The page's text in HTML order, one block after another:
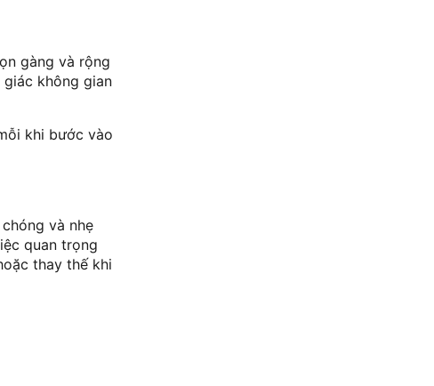
gàng và rộng
không gian
khi bước vào
và nhẹ
quan trọng
thay thế khi